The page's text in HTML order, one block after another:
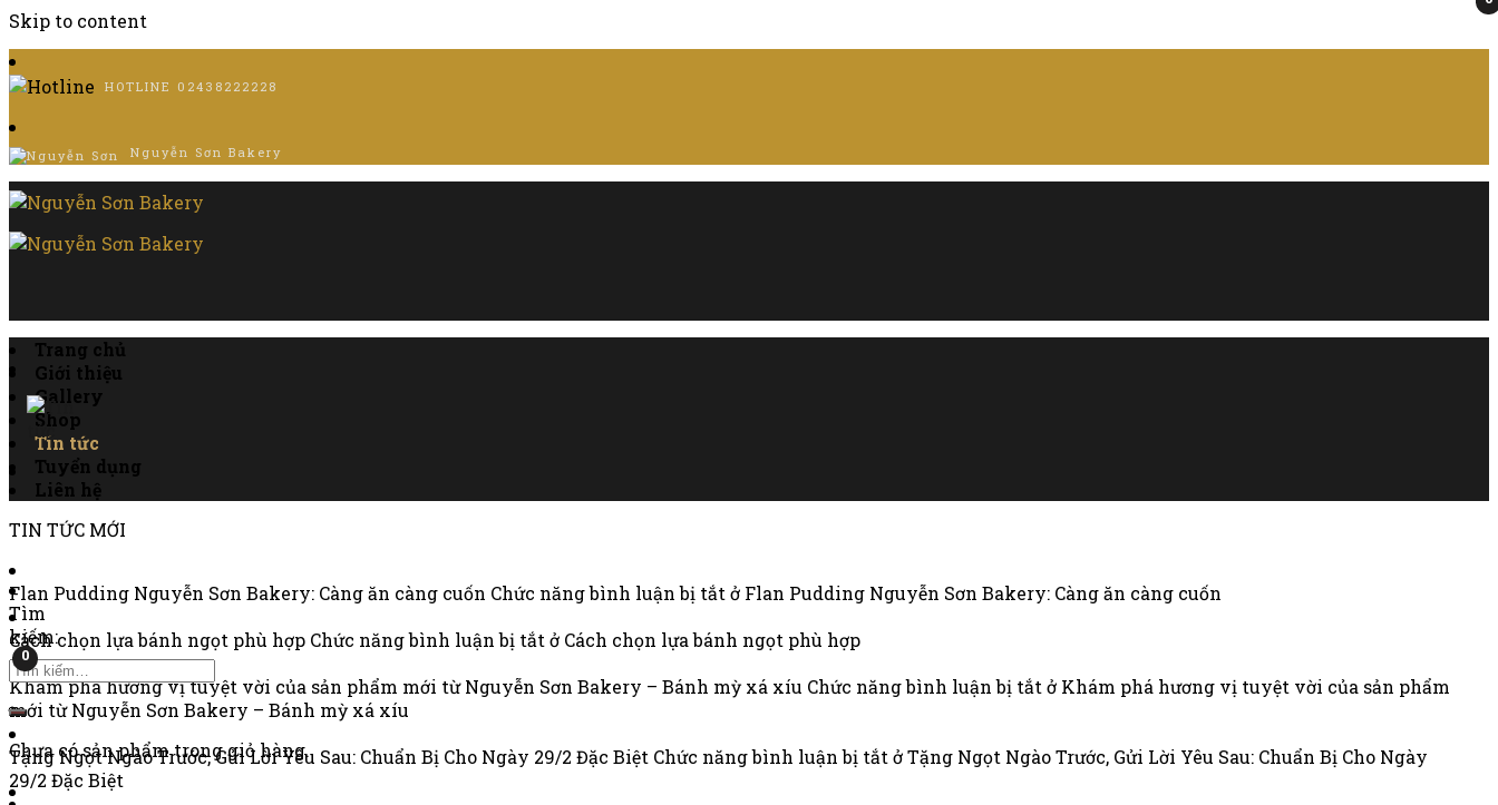
Skip to content
HOTLINE 02438222228
Nguyễn Sơn Bakery
Tìm
kiếm:
0
Chưa có sản phẩm trong giỏ hàng.
Trang chủ
Giới thiệu
Gallery
Shop
Tin tức
Tuyển dụng
Liên hệ
TIN TỨC MỚI
Flan Pudding Nguyễn Sơn Bakery: Càng ăn càng cuốn Chức năng bình luận bị tắt ở Flan Pudding Nguyễn Sơn Bakery: Càng ăn càng cuốn
Cách chọn lựa bánh ngọt phù hợp Chức năng bình luận bị tắt ở Cách chọn lựa bánh ngọt phù hợp
Khám phá hương vị tuyệt vời của sản phẩm mới từ Nguyễn Sơn Bakery – Bánh mỳ xá xíu Chức năng bình luận bị tắt ở Khám phá hương vị tuyệt vời của sản phẩm
mới từ Nguyễn Sơn Bakery – Bánh mỳ xá xíu
Tặng Ngọt Ngào Trước, Gửi Lời Yêu Sau: Chuẩn Bị Cho Ngày 29/2 Đặc Biệt Chức năng bình luận bị tắt ở Tặng Ngọt Ngào Trước, Gửi Lời Yêu Sau: Chuẩn Bị Cho Ngày
29/2 Đặc Biệt